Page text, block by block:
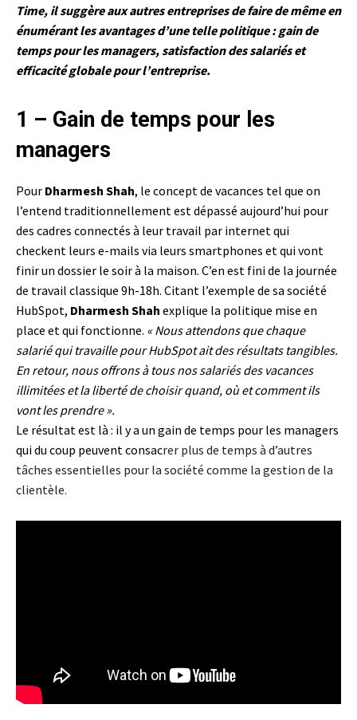
Time, il suggère aux autres entreprises de faire de même en
énumérant les avantages d’une telle politique : gain de
temps pour les managers, satisfaction des salariés et
efficacité globale pour l’entreprise.
1 – Gain de temps pour les
managers
Pour Dharmesh Shah, le concept de vacances tel que on
l’entend traditionnellement est dépassé aujourd’hui pour
des cadres connectés à leur travail par internet qui
checkent leurs e-mails via leurs smartphones et qui vont
finir un dossier le soir à la maison. C’en est fini de la journée
de travail classique 9h-18h. Citant l’exemple de sa société
HubSpot, Dharmesh Shah explique la politique mise en
place et qui fonctionne. « Nous attendons que chaque
salarié qui travaille pour HubSpot ait des résultats tangibles.
En retour, nous offrons à tous nos salariés des vacances
illimitées et la liberté de choisir quand, où et comment ils
vont les prendre ».
Le résultat est là : il y a un gain de temps pour les managers
qui du coup peuvent consacrer plus de temps à d’autres
tâches essentielles pour la société comme la gestion de la
clientèle.